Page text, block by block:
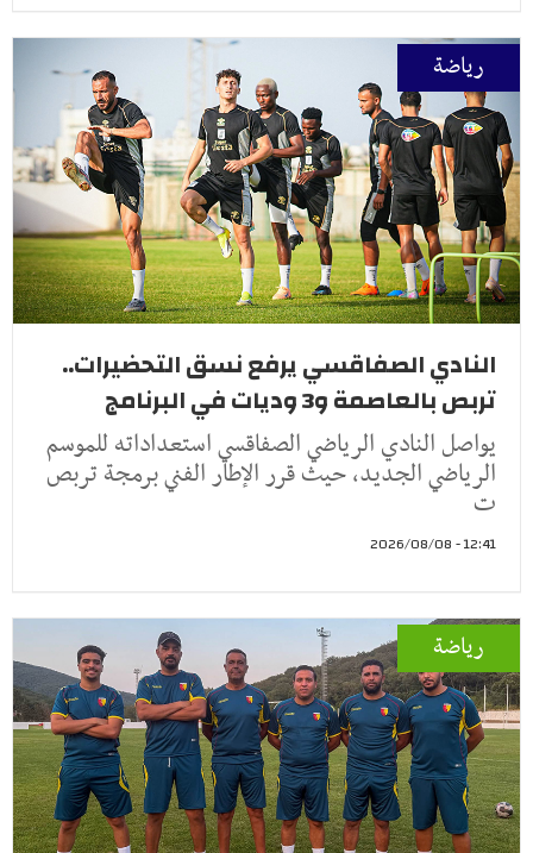
رياضة
النادي الصفاقسي يرفع نسق التحضيرات..
تربص بالعاصمة و3 وديات في البرنامج
يواصل النادي الرياضي الصفاقسي استعداداته للموسم
الرياضي الجديد، حيث قرر الإطار الفني برمجة تربص
ت
12:41 - 2026/08/08
رياضة